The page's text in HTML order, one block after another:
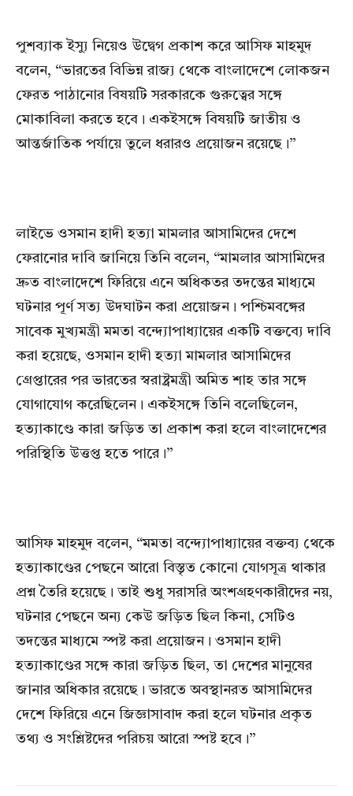
পুশব্যাক ইস্যু নিয়েও উদ্বেগ প্রকাশ করে আসিফ মাহমুদ
বলেন, “ভারতের বিভিন্ন রাজ্য থেকে বাংলাদেশে লোকজন
ফেরত পাঠানোর বিষয়টি সরকারকে গুরুত্বের সঙ্গে
মোকাবিলা করতে হবে। একইসঙ্গে বিষয়টি জাতীয় ও
আন্তর্জাতিক পর্যায়ে তুলে ধরারও প্রয়োজন রয়েছে।”
লাইভে ওসমান হাদী হত্যা মামলার আসামিদের দেশে
ফেরানোর দাবি জানিয়ে তিনি বলেন, “মামলার আসামিদের
দ্রুত বাংলাদেশে ফিরিয়ে এনে অধিকতর তদন্তের মাধ্যমে
ঘটনার পূর্ণ সত্য উদঘাটন করা প্রয়োজন। পশ্চিমবঙ্গের
সাবেক মুখ্যমন্ত্রী মমতা বন্দ্যোপাধ্যায়ের একটি বক্তব্যে দাবি
করা হয়েছে, ওসমান হাদী হত্যা মামলার আসামিদের
গ্রেপ্তারের পর ভারতের স্বরাষ্ট্রমন্ত্রী অমিত শাহ তার সঙ্গে
যোগাযোগ করেছিলেন। একইসঙ্গে তিনি বলেছিলেন,
হত্যাকাণ্ডে কারা জড়িত তা প্রকাশ করা হলে বাংলাদেশের
পরিস্থিতি উত্তপ্ত হতে পারে।”
আসিফ মাহমুদ বলেন, “মমতা বন্দ্যোপাধ্যায়ের বক্তব্য থেকে
হত্যাকাণ্ডের পেছনে আরো বিস্তৃত কোনো যোগসূত্র থাকার
প্রশ্ন তৈরি হয়েছে। তাই শুধু সরাসরি অংশগ্রহণকারীদের নয়,
ঘটনার পেছনে অন্য কেউ জড়িত ছিল কিনা, সেটিও
তদন্তের মাধ্যমে স্পষ্ট করা প্রয়োজন। ওসমান হাদী
হত্যাকাণ্ডের সঙ্গে কারা জড়িত ছিল, তা দেশের মানুষের
জানার অধিকার রয়েছে। ভারতে অবস্থানরত আসামিদের
দেশে ফিরিয়ে এনে জিজ্ঞাসাবাদ করা হলে ঘটনার প্রকৃত
তথ্য ও সংশ্লিষ্টদের পরিচয় আরো স্পষ্ট হবে।”